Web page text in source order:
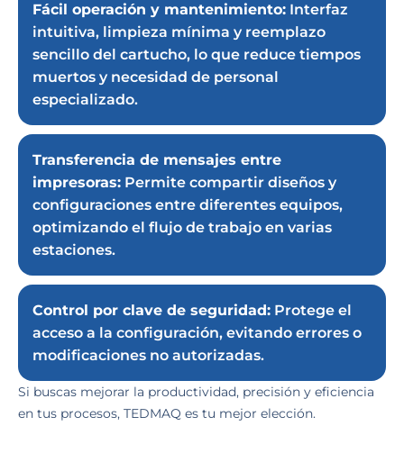
Fácil operación y mantenimiento: Interfaz
intuitiva, limpieza mínima y reemplazo
sencillo del cartucho, lo que reduce tiempos
muertos y necesidad de personal
especializado.
Transferencia de mensajes entre
impresoras: Permite compartir diseños y
configuraciones entre diferentes equipos,
optimizando el flujo de trabajo en varias
estaciones.
Control por clave de seguridad: Protege el
acceso a la configuración, evitando errores o
modificaciones no autorizadas.
Si buscas mejorar la productividad, precisión y eficiencia
en tus procesos, TEDMAQ es tu mejor elección.